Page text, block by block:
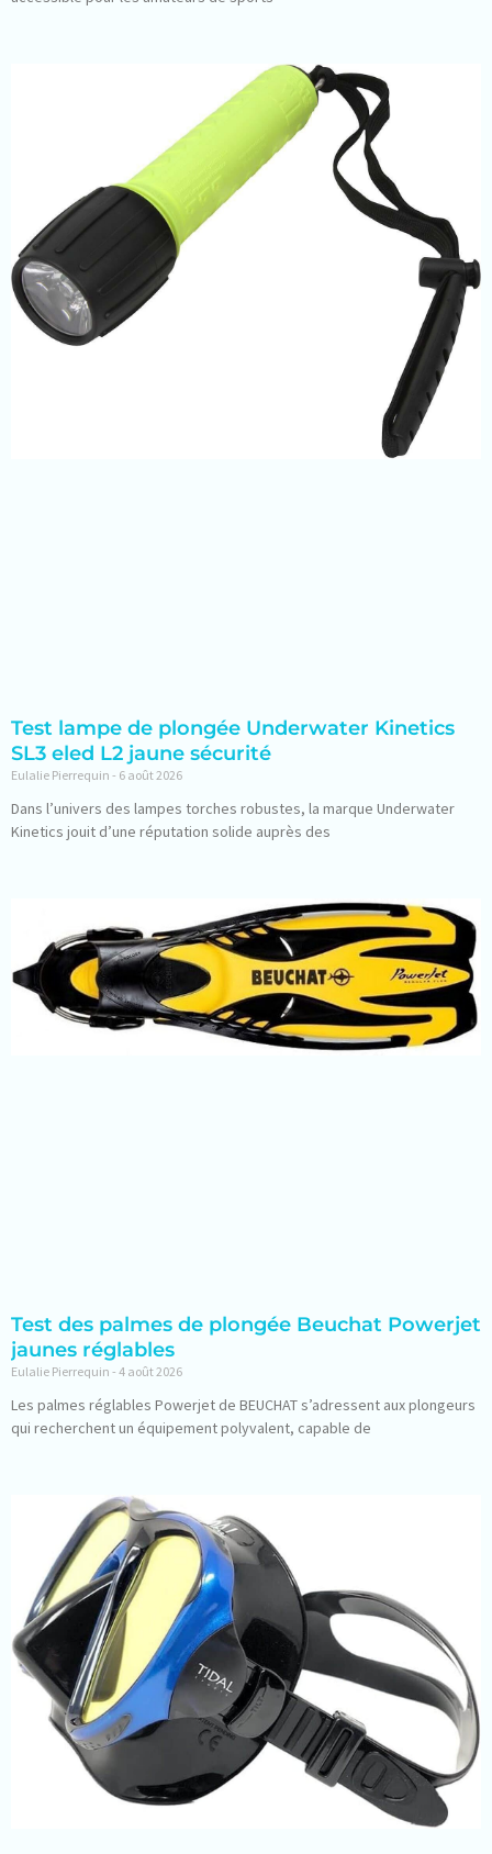
Test lampe de plongée Underwater Kinetics
SL3 eled L2 jaune sécurité
Eulalie Pierrequin 6 août 2026
Dans l’univers des lampes torches robustes, la marque Underwater
Kinetics jouit d’une réputation solide auprès des
Test des palmes de plongée Beuchat Powerjet
jaunes réglables
Eulalie Pierrequin 4 août 2026
Les palmes réglables Powerjet de BEUCHAT s’adressent aux plongeurs
qui recherchent un équipement polyvalent, capable de